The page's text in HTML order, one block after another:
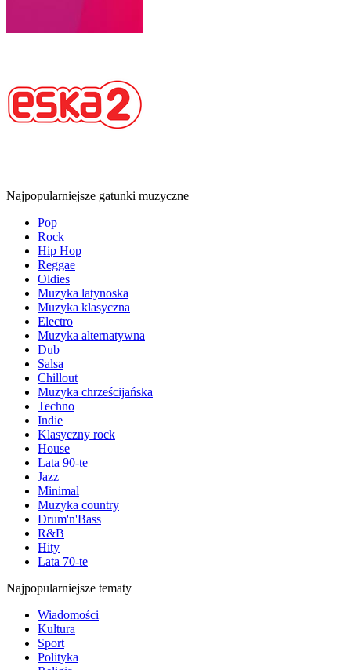
Najpopularniejsze gatunki muzyczne
Pop
Rock
Hip Hop
Reggae
Oldies
Muzyka latynoska
Muzyka klasyczna
Electro
Muzyka alternatywna
Dub
Salsa
Chillout
Muzyka chrześcijańska
Techno
Indie
Klasyczny rock
House
Lata 90-te
Jazz
Minimal
Muzyka country
Drum'n'Bass
R&B
Hity
Lata 70-te
Najpopularniejsze tematy
Wiadomości
Kultura
Sport
Polityka